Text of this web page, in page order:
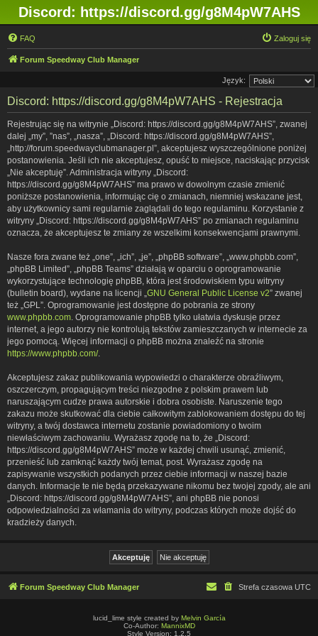
Discord: https://discord.gg/g8M4pW7AHS
FAQ Zaloguj się
Forum Speedway Club Manager
Język:
Discord: https://discord.gg/g8M4pW7AHS - Rejestracja
Rejestrując się na witrynie „Discord: https://discord.gg/g8M4pW7AHS”, zwanej
dalej „my”, ”nas”, „nasza”, „Discord: https://discord.gg/g8M4pW7AHS”,
„http://forum.speedwayclubmanager.pl”, akceptujesz wyszczególnione poniżej
postanowienia. Jeśli ich nie akceptujesz, opuść to miejsce, naciskając przycisk
„Nie akceptuję”. Administracja witryny „Discord:
https://discord.gg/g8M4pW7AHS” ma prawo w dowolnym czasie zmienić
poniższe postanowienia, informując cię o zmianach, niemniej wskazane jest,
aby użytkownicy sami regularnie zaglądali do tego regulaminu. Korzystanie z
witryny „Discord: https://discord.gg/g8M4pW7AHS” po zmianach regulaminu
oznacza, że akceptujesz te zmiany ze wszelkimi konsekwencjami prawnymi.
Nasze fora zwane też „one”, „ich”, „je”, „phpBB software”, „www.phpbb.com”,
„phpBB Limited”, „phpBB Teams” działają w oparciu o oprogramowanie
wykorzystujące technologię phpBB, która jest środowiskiem typu witryny
(bulletin board), wydane na licencji „GNU General Public License v2” zwanej
też „GPL”. Oprogramowanie jest dostępne do pobrania ze strony
www.phpbb.com. Oprogramowanie phpBB tylko ułatwia dyskusje przez
internet, a jego autorzy nie kontrolują tekstów zamieszczanych w internecie za
jego pomocą. Więcej informacji o phpBB można znaleźć na stronie
https://www.phpbb.com/.
Akceptujesz zakaz publikowania wypowiedzi o charakterze obraźliwym,
oszczerczym, propagującym treści niezgodne z polskim prawem lub
naruszającym cudze prawa autorskie i dobra osobiste. Naruszenie tego
zakazu może skutkować dla ciebie całkowitym zablokowaniem dostępu do tej
witryny, a twój dostawca internetu zostanie powiadomiony o twoim
niewłaściwym zachowaniu. Wyrażasz zgodę na to, że „Discord:
https://discord.gg/g8M4pW7AHS” może w każdej chwili usunąć, zmienić,
przenieść lub zamknąć każdy twój temat, post. Wyrażasz zgodę na
zapisywanie wszystkich podanych przez ciebie informacji w naszej bazie
danych. Informacje te nie będą przekazywane nikomu bez twojej zgody, ale ani
„Discord: https://discord.gg/g8M4pW7AHS”, ani phpBB nie ponosi
odpowiedzialności za włamania do witryny, podczas których może dojść do
kradzieży danych.
Forum Speedway Club Manager Strefa czasowa UTC
lucid_lime style created by Melvin García
Co-Author: MannixMD
Style Version: 1.2.5